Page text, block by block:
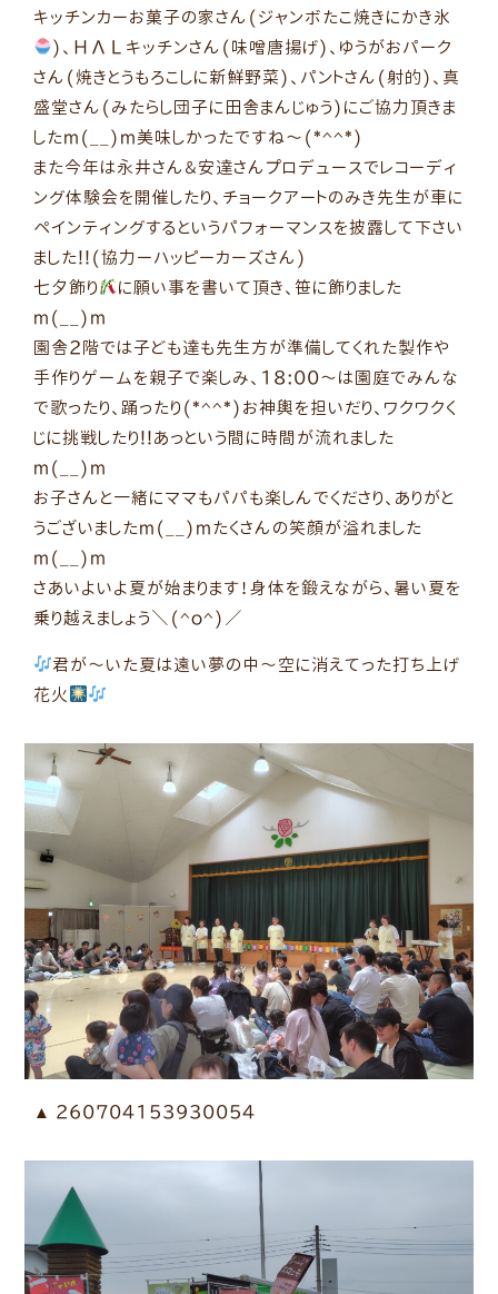
キッチンカーお菓子の家さん(ジャンボたこ焼きにかき氷
)、ＨΛＬキッチンさん(味噌唐揚げ)、ゆうがおパーク
さん(焼きとうもろこしに新鮮野菜)、パントさん(射的)、真
盛堂さん(みたらし団子に田舎まんじゅう)にご協力頂きま
したm(__)m美味しかったですね〜(*^^*)
また今年は永井さん＆安達さんプロデュースでレコーディ
ング体験会を開催したり、チョークアートのみき先生が車に
ペインティングするというパフォーマンスを披露して下さい
ました!!(協力ーハッピーカーズさん)
七夕飾り
に願い事を書いて頂き、笹に飾りました
m(__)m
園舎2階では子ども達も先生方が準備してくれた製作や
手作りゲームを親子で楽しみ、18:00〜は園庭でみんな
で歌ったり、踊ったり(*^^*)お神輿を担いだり、ワクワクく
じに挑戦したり!!あっという間に時間が流れました
m(__)m
お子さんと一緒にママもパパも楽しんでくださり、ありがと
うございましたm(__)mたくさんの笑顔が溢れました
m(__)m
さあいよいよ夏が始まります！身体を鍛えながら、暑い夏を
乗り越えましょう＼(^o^)／
君が〜いた夏は遠い夢の中〜空に消えてった打ち上げ
花火
260704153930054